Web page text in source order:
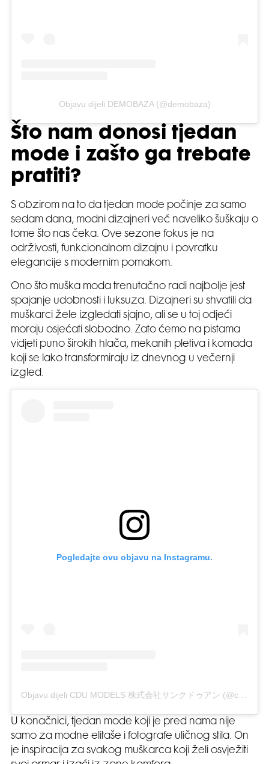
Objavu dijeli DEMOBAZA (@demobaza)
Što nam donosi tjedan
mode i zašto ga trebate
pratiti?
S obzirom na to da tjedan mode počinje za samo
sedam dana, modni dizajneri već naveliko šuškaju o
tome što nas čeka. Ove sezone fokus je na
održivosti, funkcionalnom dizajnu i povratku
elegancije s modernim pomakom.
Ono što muška moda trenutačno radi najbolje jest
spajanje udobnosti i luksuza. Dizajneri su shvatili da
muškarci žele izgledati sjajno, ali se u toj odjeći
moraju osjećati slobodno. Zato ćemo na pistama
vidjeti puno širokih hlača, mekanih pletiva i komada
koji se lako transformiraju iz dnevnog u večernji
izgled.
Pogledajte ovu objavu na Instagramu.
U konačnici, tjedan mode koji je pred nama nije
samo za modne elitaše i fotografe uličnog stila. On
je inspiracija za svakog muškarca koji želi osvježiti